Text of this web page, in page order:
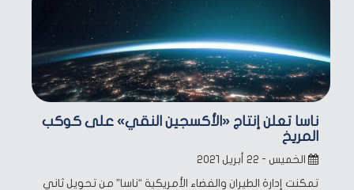
ناسا تعلن إنتاج «الأكسجين النقي» على كوكب
المريخ
الخميس - ٢٢ أبريل ٢٠٢١
تمكنت إدارة الطيران والفضاء الأمريكية “ناسا” من تحويل ثاني